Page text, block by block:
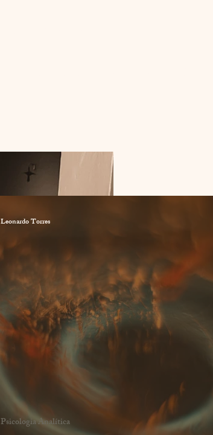
Psicologia Analítica
Leonardo Torres